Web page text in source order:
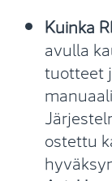
Kuinka
avulla
tuotteet
ostettu